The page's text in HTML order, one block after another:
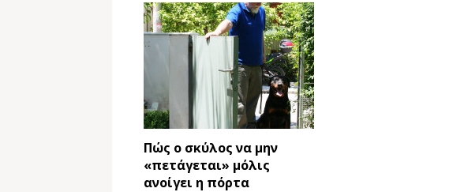
Πώς ο σκύλος να μην
«πετάγεται» μόλις
ανοίγει η πόρτα